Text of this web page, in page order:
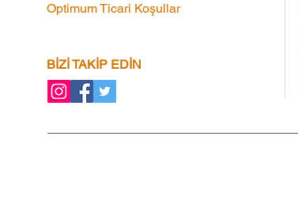
Optimum Ticari Koşullar
BİZİ TAKİP EDİN